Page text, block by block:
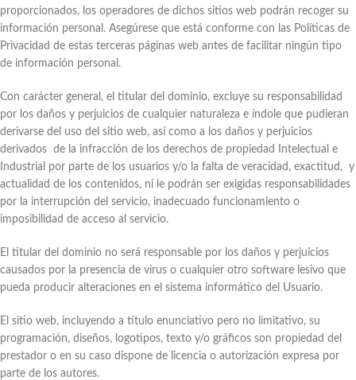
proporcionados, los operadores de dichos sitios web podrán recoger su
información personal. Asegúrese que está conforme con las Políticas de
Privacidad de estas terceras páginas web antes de facilitar ningún tipo
de información personal.
Con carácter general, el titular del dominio, excluye su responsabilidad
por los daños y perjuicios de cualquier naturaleza e índole que pudieran
derivarse del uso del sitio web, así como a los daños y perjuicios
derivados de la infracción de los derechos de propiedad Intelectual e
Industrial por parte de los usuarios y/o la falta de veracidad, exactitud, y
actualidad de los contenidos, ni le podrán ser exigidas responsabilidades
por la interrupción del servicio, inadecuado funcionamiento o
imposibilidad de acceso al servicio.
El titular del dominio no será responsable por los daños y perjuicios
causados por la presencia de virus o cualquier otro software lesivo que
pueda producir alteraciones en el sistema informático del Usuario.
El sitio web, incluyendo a título enunciativo pero no limitativo, su
programación, diseños, logotipos, texto y/o gráficos son propiedad del
prestador o en su caso dispone de licencia o autorización expresa por
parte de los autores.